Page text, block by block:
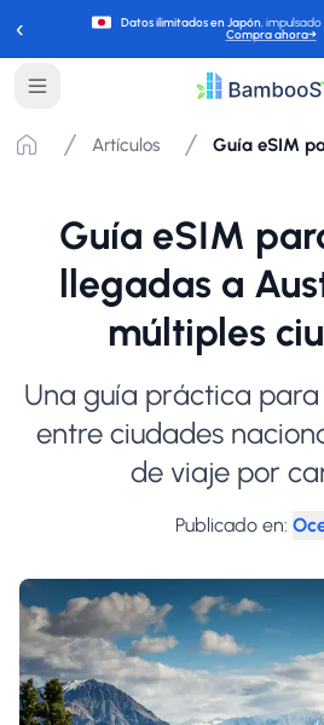
‹ Datos ilimitados en Japón,
Compra ahora→
Artículos
Guía eSIM
llegadas a
múltiples
Una guía práctica
entre ciudades
de viaje por
Publicado en: